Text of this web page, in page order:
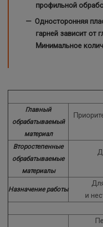
профильной
Односторонняя
гарней зависит от
Минимальное
Главный
обрабатываемый
материал
Второстепенные
обрабатываемые
материалы
Назначение работы
и